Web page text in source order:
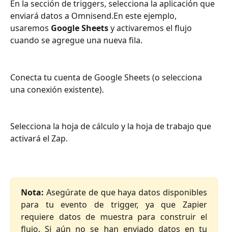
En la sección de triggers, selecciona la aplicación que
enviará datos a Omnisend.En este ejemplo,
usaremos Google Sheets y activaremos el flujo
cuando se agregue una nueva fila.
Conecta tu cuenta de Google Sheets (o selecciona
una conexión existente).
Selecciona la hoja de cálculo y la hoja de trabajo que
activará el Zap.
Nota: Asegúrate de que haya datos disponibles
para tu evento de trigger, ya que Zapier
requiere datos de muestra para construir el
flujo. Si aún no se han enviado datos en tu